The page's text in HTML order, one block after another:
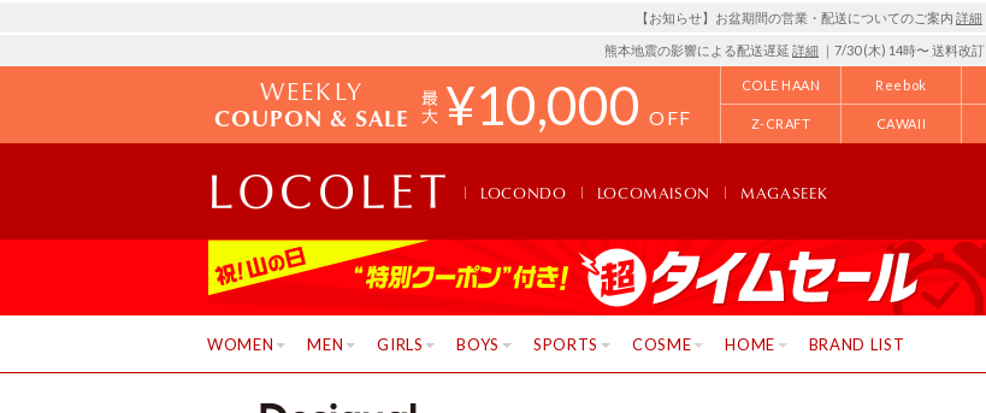
【お知らせ】お盆期間の営業・配送についてのご案内 詳細
熊本地震の影響による配送遅延 詳細 ｜7/30 (木) 14時〜 送料改訂
WEEKLY
COUPON & SALE ¥10,000 OFF
COLE HAAN Reebok
Z-CRAFT CAWAII
LOCONDO LOCOMAISON MAGASEEK
WOMEN MEN GIRLS BOYS SPORTS COSME HOME BRAND LIST